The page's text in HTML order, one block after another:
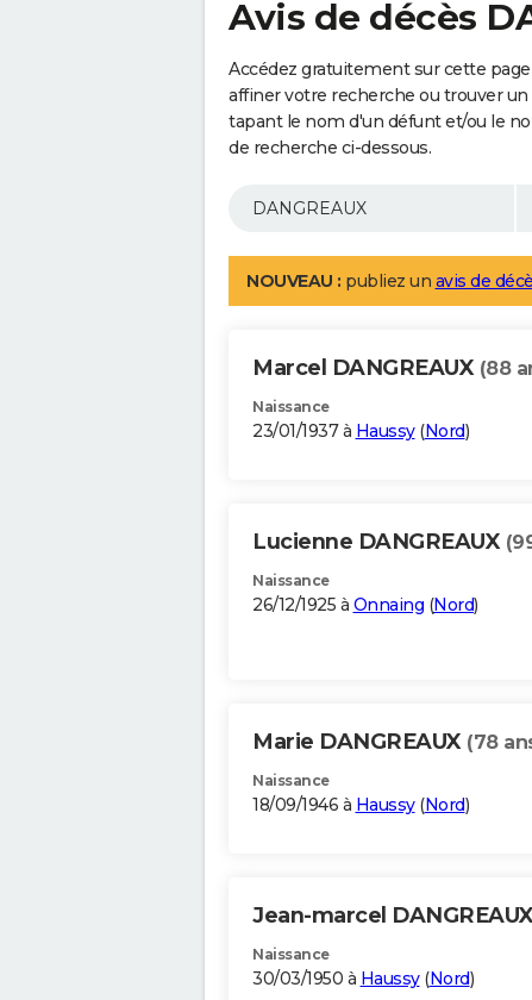
Avis de décès
Accédez gratuitement sur cette page
affiner votre recherche ou trouver
tapant le nom d'un défunt et/ou le
de recherche ci-dessous.
NOUVEAU : publiez un avis de
Marcel DANGREAUX (88
Naissance
23/01/1937 à Haussy(Nord)
Lucienne DANGREAUX
Naissance
26/12/1925 à Onnaing (Nord)
Marie DANGREAUX (78
Naissance
18/09/1946 à Haussy(Nord)
Jean-marcel
Naissance
30/03/1950 à Haussy(Nord)